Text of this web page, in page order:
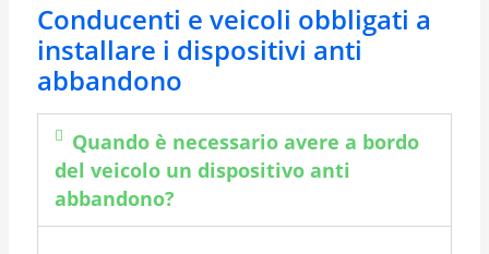
Conducenti e veicoli obbligati a
installare i dispositivi anti
abbandono
Quando è necessario avere a bordo
del veicolo un dispositivo anti
abbandono?